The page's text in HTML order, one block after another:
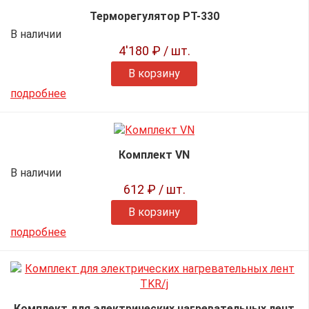
Терморегулятор РТ-330
В наличии
4'180 ₽ / шт.
В корзину
подробнее
Комплект VN
В наличии
612 ₽ / шт.
В корзину
подробнее